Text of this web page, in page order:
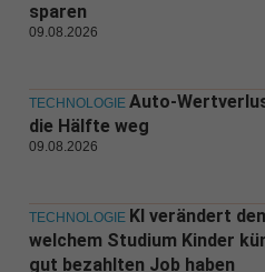
sparen
09.08.2026
TECHNOLOGIE Auto-
die Hälfte weg
09.08.2026
TECHNOLOGIE KI verändert
welchem Studium Kinder
gut bezahlten Job haben